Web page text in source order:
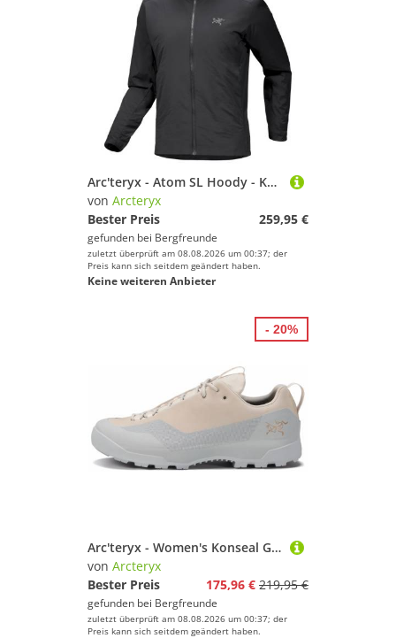
Arc'teryx - Atom SL Hoody - Kunstfaserjacke Gr XL schwarz/grau
von Arcteryx
Bester Preis
259,95 €
gefunden bei Bergfreunde
zuletzt überprüft am 08.08.2026 um 00:37; der
Preis kann sich seitdem geändert haben.
Keine weiteren Anbieter
Arc'teryx - Women's Konseal GTX - Approachschuhe Gr 39 1/3 grau
von Arcteryx
Bester Preis
175,96 € 219,95 €
gefunden bei Bergfreunde
zuletzt überprüft am 08.08.2026 um 00:37; der
Preis kann sich seitdem geändert haben.
- 20%